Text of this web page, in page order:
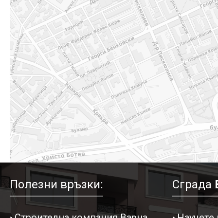
Полезни връзки: Сграда